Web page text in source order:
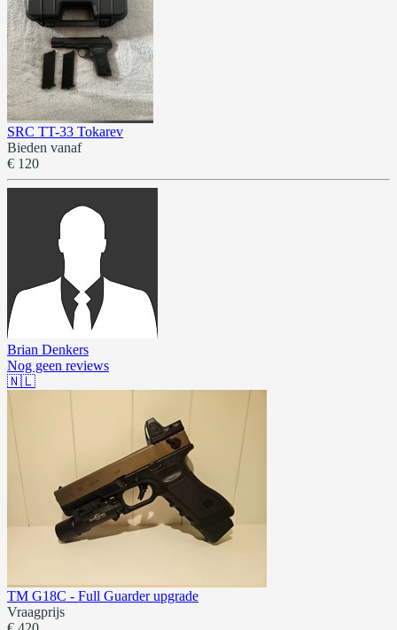
SRC TT-33 Tokarev
Bieden vanaf
€ 120
Brian Denkers
Nog geen reviews
🇳🇱
TM G18C - Full Guarder upgrade
Vraagprijs